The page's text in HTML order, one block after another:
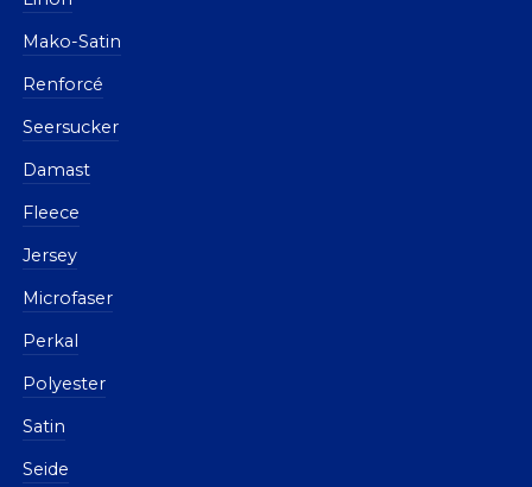
Mako-Satin
Renforcé
Seersucker
Damast
Fleece
Jersey
Microfaser
Perkal
Polyester
Satin
Seide